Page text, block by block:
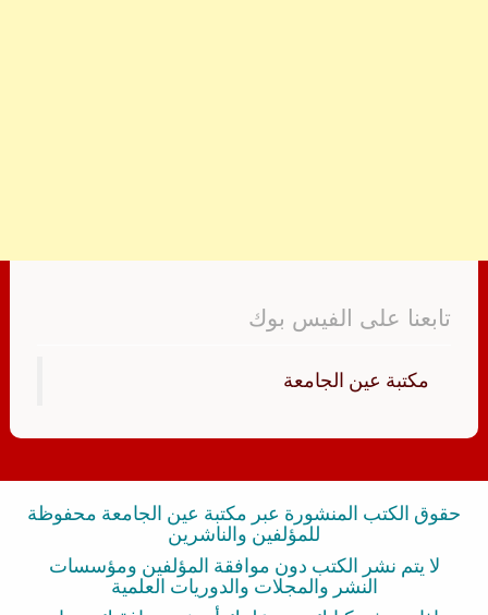
تابعنا على الفيس بوك
‏مكتبة عين الجامعة‏
حقوق الكتب المنشورة عبر مكتبة عين الجامعة محفوظة
للمؤلفين والناشرين
لا يتم نشر الكتب دون موافقة المؤلفين ومؤسسات
النشر والمجلات والدوريات العلمية